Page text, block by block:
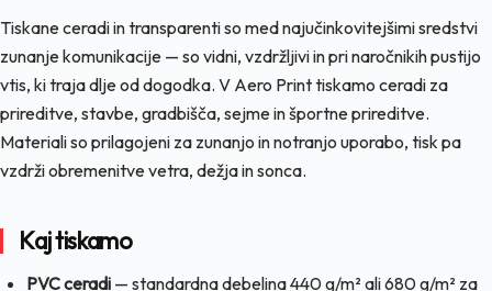
Tiskane ceradi in transparenti so med najučinkovitejšimi sredstvi
zunanje komunikacije — so vidni, vzdržljivi in pri naročnikih pustijo
vtis, ki traja dlje od dogodka. V Aero Print tiskamo ceradi za
prireditve, stavbe, gradbišča, sejme in športne prireditve.
Materiali so prilagojeni za zunanjo in notranjo uporabo, tisk pa
vzdrži obremenitve vetra, dežja in sonca.
Kaj tiskamo
PVC ceradi — standardna debelina 440 g/m² ali 680 g/m² za